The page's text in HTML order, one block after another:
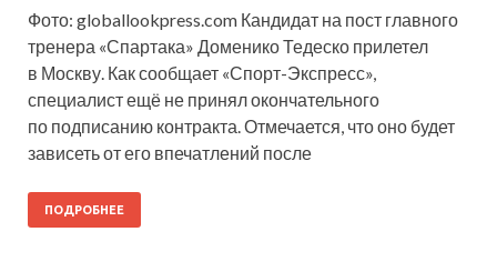
Фото: globallookpress.com Кандидат на пост главного
тренера «Спартака» Доменико Тедеско прилетел
в Москву. Как сообщает «Спорт-Экспресс»,
специалист ещё не принял окончательного
по подписанию контракта. Отмечается, что оно будет
зависеть от его впечатлений после
ПОДРОБНЕЕ